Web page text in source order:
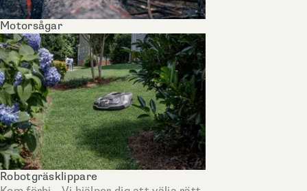
Motorsågar
Robotgräsklippare